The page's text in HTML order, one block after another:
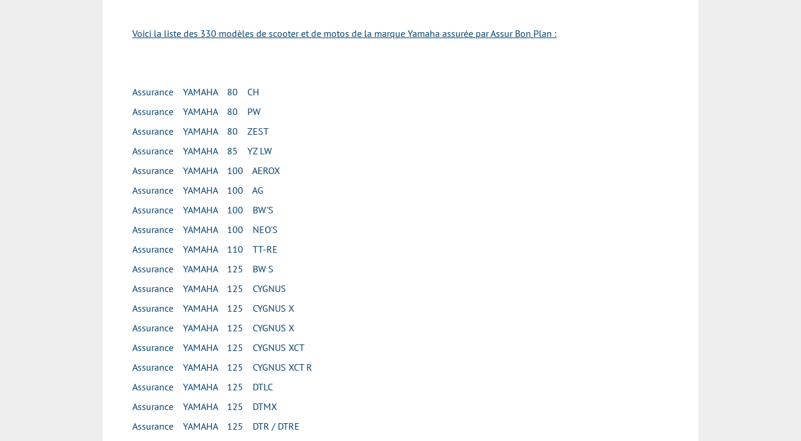
Voici la liste des 330 modèles de scooter et de motos de la marque Yamaha assurée par Assur Bon Plan :
Assurance YAMAHA 80 CH
Assurance YAMAHA 80 PW
Assurance YAMAHA 80 ZEST
Assurance YAMAHA 85 YZ LW
Assurance YAMAHA 100 AEROX
Assurance YAMAHA 100 AG
Assurance YAMAHA 100 BW'S
Assurance YAMAHA 100 NEO'S
Assurance YAMAHA 110 TT-RE
Assurance YAMAHA 125 BW S
Assurance YAMAHA 125 CYGNUS
Assurance YAMAHA 125 CYGNUS X
Assurance YAMAHA 125 CYGNUS X
Assurance YAMAHA 125 CYGNUS XCT
Assurance YAMAHA 125 CYGNUS XCT R
Assurance YAMAHA 125 DTLC
Assurance YAMAHA 125 DTMX
Assurance YAMAHA 125 DTR / DTRE